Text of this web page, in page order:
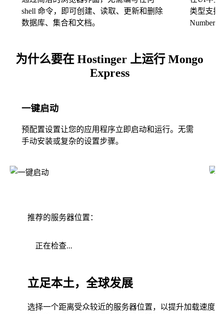
shell 命令，即可创建、读取、更新和删除
数据库、集合和文档。
类型支
为什么要在 Hostinger 上运行 Mongo
Express
一键启动
预配置设置让您的应用程序立即启动和运行。无需
手动安装或复杂的设置步骤。
推荐的服务器位置：
正在检查...
立足本土，全球发展
选择一个距离受众较近的服务器位置，以提升加载速度